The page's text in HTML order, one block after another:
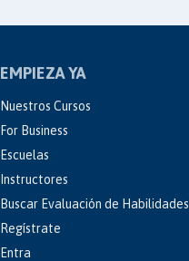
EMPIEZA YA
Nuestros Cursos
For Business
Escuelas
Instructores
Buscar Evaluación de Habilidades
Regístrate
Entra